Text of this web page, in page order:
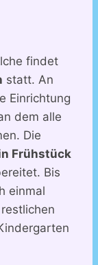
findet
statt. An
Einrichtung
dem alle
Die
Frühstück
Bis
einmal